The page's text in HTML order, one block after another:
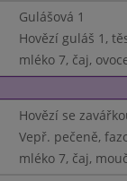
Gulášová 1
Hovězí guláš 1,
mléko 7, čaj,
Hovězí se
Vepř. pečeně,
mléko 7, čaj,